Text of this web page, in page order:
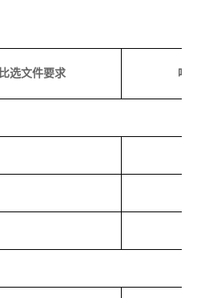
比选文件要求 响